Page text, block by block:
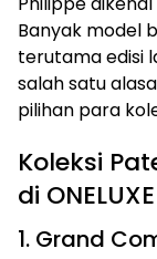
Banyak model
terutama edisi
salah satu
pilihan para
Koleksi
di ONELUXE
1. Grand